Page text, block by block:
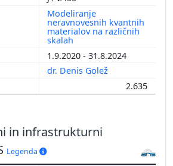
Modeliranje
neravnovesnih kvantnih
materialov na različnih
skalah
1.9.2020 - 31.8.2024
dr. Denis Golež
2.635
in infrastrukturni
Legenda